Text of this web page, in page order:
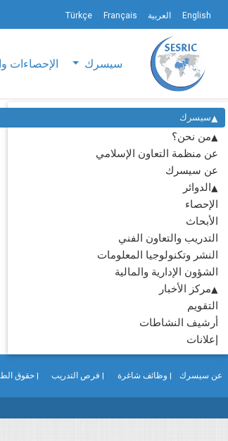
English العربية Français
Türkçe
سيسرك الإحصاءات
سيسرك
من نحن؟
عن منظمة التعاون الإسلامي
عن سيسرك
الدوائر
الإحصاء
الأبحاث
التدريب والتعاون الفني
النشر وتكنولوجيا المعلومات
الشؤون الإدارية والمالية
مركز الأخبار
التقويم
أرشيف النشاطات
إعلانات
عن سيسرك | وظائف شاغرة | فرص التدريب | حقوق